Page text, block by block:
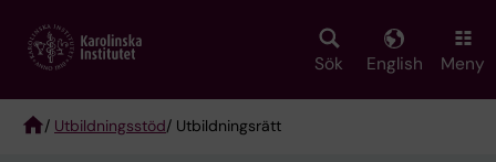
main
Sök English Meny
/ Utbildningsstöd/ Utbildningsrätt